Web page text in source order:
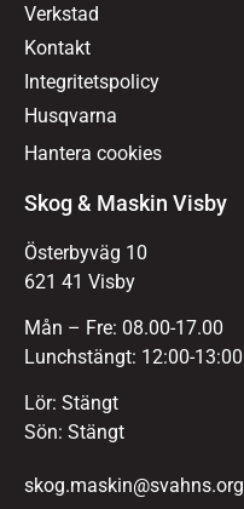
Verkstad
Kontakt
Integritetspolicy
Husqvarna
Hantera cookies
Skog & Maskin Visby
Österbyväg 10
621 41 Visby
Mån – Fre: 08.00-17.00
Lunchstängt: 12:00-13:00
Lör: Stängt
Sön: Stängt
skog.maskin@svahns.org